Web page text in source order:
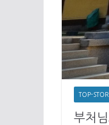
TOP-
부처